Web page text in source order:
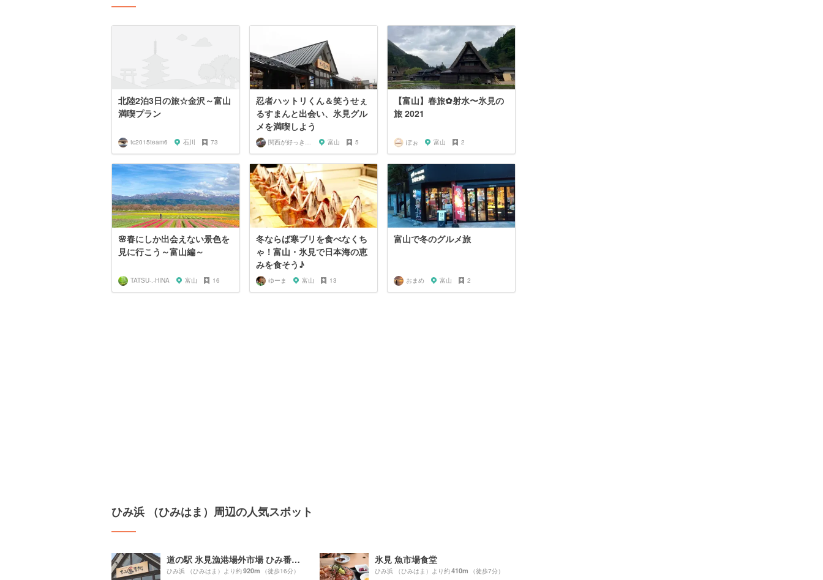
北陸2泊3日の旅☆金沢～富山
満喫プラン
tc2015team6 石川 73
忍者ハットリくん＆笑うせぇ
るすまんと出会い、氷見グル
メを満喫しよう
関西が好っきゃねん 富山 5
【富山】春旅✿射水〜氷見の
旅 2021
ぽぉ 富山 2
🌸春にしか出会えない景色を
見に行こう～富山編～
TATSU-.-HINA 富山 16
冬ならば寒ブリを食べなくち
ゃ！富山・氷見で日本海の恵
みを食そう♪
ゆーま 富山 13
富山で冬のグルメ旅
おまめ 富山 2
ひみ浜 （ひみはま）周辺の人気スポット
道の駅 氷見漁港場外市場 ひみ番屋街
ひみ浜 （ひみはま）より約920m （徒歩16分）
氷見 魚市場食堂
ひみ浜 （ひみはま）より約410m （徒歩7分）